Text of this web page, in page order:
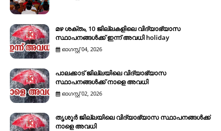
മഴ ശക്തം, 10 ജില്ലകളിലെ വിദ്യാഭ്യാസ
സ്ഥാപനങ്ങൾക്ക് ഇന്ന് അവധി holiday
ഓഗസ്റ്റ് 04, 2026
പാലക്കാട് ജില്ലയിലെ വിദ്യാഭ്യാസ
സ്ഥാപനങ്ങൾക്ക് നാളെ അവധി
ഓഗസ്റ്റ് 02, 2026
തൃശൂർ ജില്ലയിലെ വിദ്യാഭ്യാസ സ്ഥാപനങ്ങൾക്ക്
നാളെ അവധി